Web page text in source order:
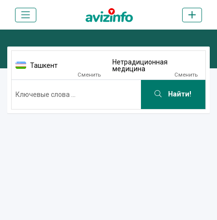
Ташкент
Сменить
Нетрадиционная
медицина
Сменить
Найти!